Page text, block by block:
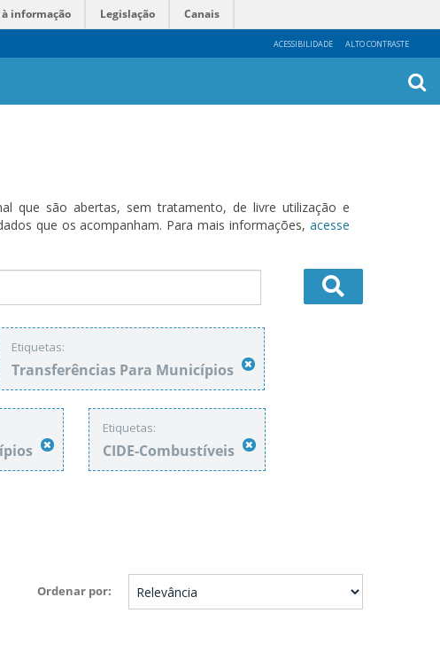
ACESSIBILIDADE ALTO CONTRASTE
à informação Legislação Canais
que são abertas, sem tratamento, de livre utilização e
que os acompanham. Para mais informações, acesse
Etiquetas:
Transferências Para Municípios
Etiquetas:
CIDE-Combustíveis
Ordenar por